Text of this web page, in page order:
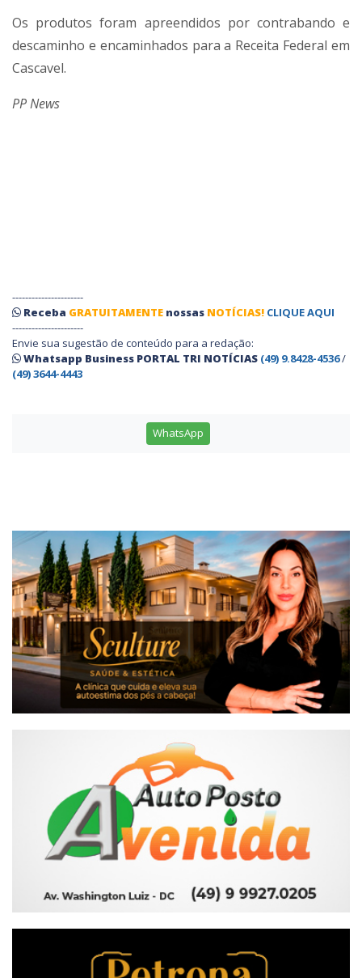
Os produtos foram apreendidos por contrabando e
descaminho e encaminhados para a Receita Federal em
Cascavel.
PP News
----------------------
Receba GRATUITAMENTE nossas NOTÍCIAS! CLIQUE AQUI
----------------------
Envie sua sugestão de conteúdo para a redação:
Whatsapp Business PORTAL TRI NOTÍCIAS (49) 9.8428-4536/
(49) 3644-4443
WhatsApp